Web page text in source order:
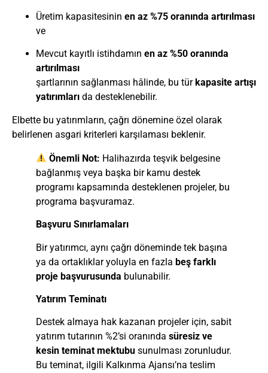
Üretim kapasitesinin en az %75 oranında artırılması
ve
Mevcut kayıtlı istihdamın en az %50 oranında
artırılması
şartlarının sağlanması hâlinde, bu tür kapasite artışı
yatırımları da desteklenebilir.
Elbette bu yatırımların, çağrı dönemine özel olarak
belirlenen asgari kriterleri karşılaması beklenir.
Önemli Not: Halihazırda teşvik belgesine
bağlanmış veya başka bir kamu destek
programı kapsamında desteklenen projeler, bu
programa başvuramaz.
Başvuru Sınırlamaları
Bir yatırımcı, aynı çağrı döneminde tek başına
ya da ortaklıklar yoluyla en fazla beş farklı
proje başvurusunda bulunabilir.
Yatırım Teminatı
Destek almaya hak kazanan projeler için, sabit
yatırım tutarının %2’si oranında süresiz ve
kesin teminat mektubu sunulması zorunludur.
Bu teminat, ilgili Kalkınma Ajansı’na teslim